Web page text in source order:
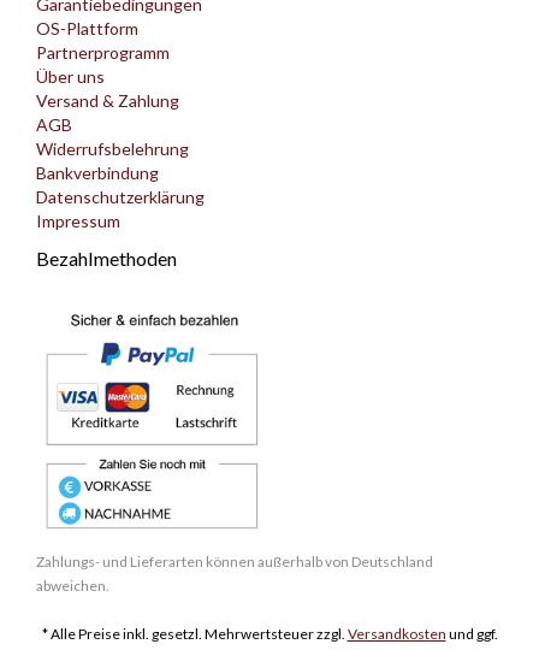
Garantiebedingungen
OS-Plattform
Partnerprogramm
Über uns
Versand & Zahlung
AGB
Widerrufsbelehrung
Bankverbindung
Datenschutzerklärung
Impressum
Bezahlmethoden
Zahlungs- und Lieferarten können außerhalb von Deutschland
abweichen.
* Alle Preise inkl. gesetzl. Mehrwertsteuer zzgl. Versandkosten und ggf.